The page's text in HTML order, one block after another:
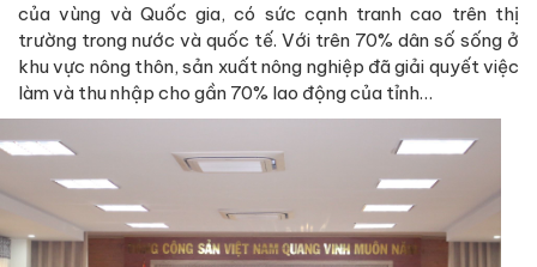
của vùng và Quốc gia, có sức cạnh tranh cao trên thị
trường trong nước và quốc tế. Với trên 70% dân số sống ở
khu vực nông thôn, sản xuất nông nghiệp đã giải quyết việc
làm và thu nhập cho gần 70% lao động của tỉnh…